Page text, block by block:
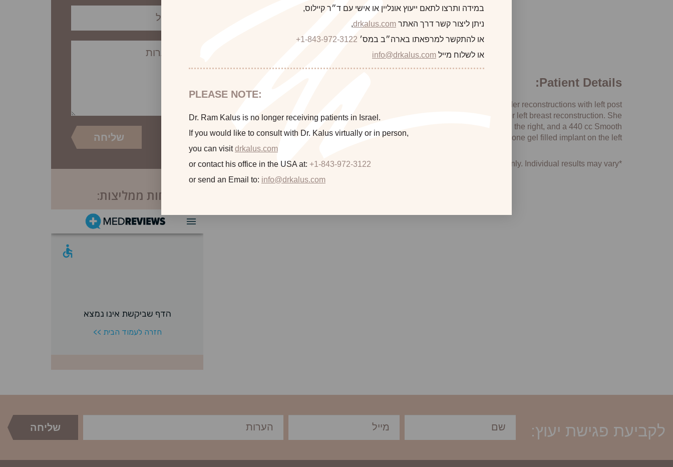
Patient Details:
This 47 year old woman underwent bilateral mastectomies and expander reconstructions with left post
mastectomy radiation. She is seen one year after completion of fat grafting for her left breast reconstruction. She
has a 545 cc Smooth Round Moderate Plus Extra silicone gel filled implant on the right, and a 440 cc Smooth
Round Moderate Plus Extra silicone gel filled implant on the left.
*Photographs are for illustrative purposes only. Individual results may vary.
לקוחות ממליצות:
לקביעת פגישת יעוץ:
במידה ותרצו לתאם ייעוץ אונליין או אישי עם ד״ר קיילוס,
ניתן ליצור קשר דרך האתר drkalus.com
,
או להתקשר למרפאתו בארה״ב במס׳ +1-843-972-3122
או לשלוח מייל info@drkalus.com
PLEASE NOTE:
Dr. Ram Kalus is no longer receiving patients in Israel.
If you would like to consult with Dr. Kalus virtually or in person,
you can visitdrkalus.com
or contact his office in the USA at: +1-843-972-3122
or send an Email to: info@drkalus.com